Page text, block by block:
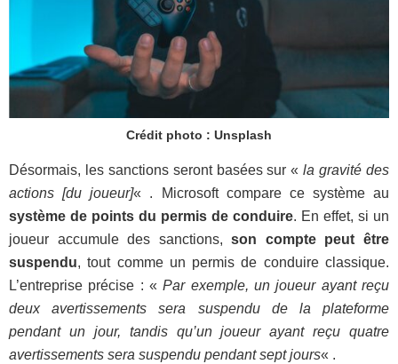
Crédit photo : Unsplash
Désormais, les sanctions seront basées sur «la gravité des
actions [du joueur]« . Microsoft compare ce système au
système de points du permis de conduire. En effet, si un
joueur accumule des sanctions, son compte peut être
suspendu, tout comme un permis de conduire classique.
L’entreprise précise : «Par exemple, un joueur ayant reçu
deux avertissements sera suspendu de la plateforme
pendant un jour, tandis qu’un joueur ayant reçu quatre
avertissements sera suspendu pendant sept jours« .